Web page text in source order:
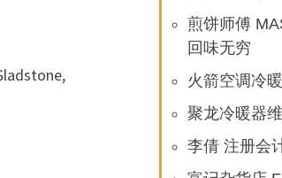
煎饼师傅
回味无穷
火箭空调冷
聚龙冷暖器
李倩 注册会